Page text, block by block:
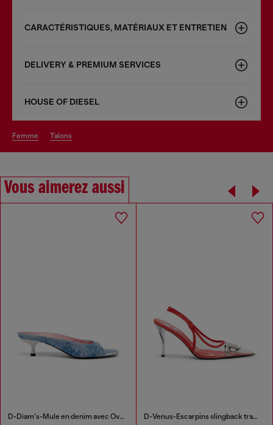
CARACTÉRISTIQUES, MATÉRIAUX ET ENTRETIEN
DELIVERY & PREMIUM SERVICES
HOUSE OF DIESEL
femme talons
Vous aimerez aussi
D-Diam’s-Mule en denim avec Oval D flottant D-Venus-Escarpins slingback transparents à garniture en cuir